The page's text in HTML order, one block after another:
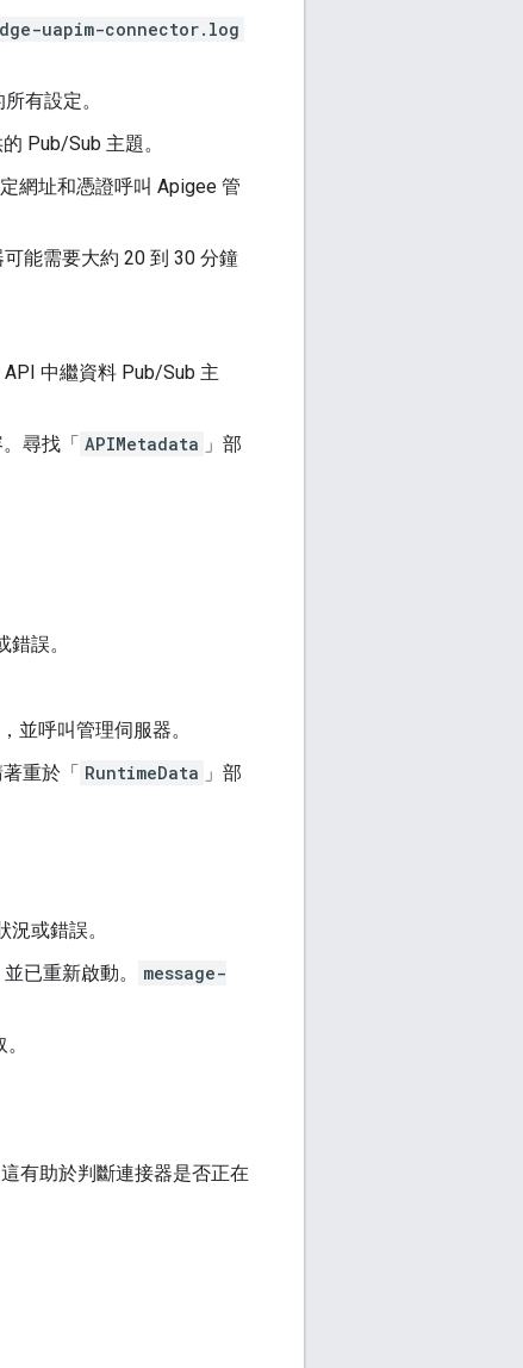
uapim-connector.log
有設定。
Pub/Sub 主題。
網址和憑證呼叫 Apigee 管
能需要大約 20 到 30 分鐘
中繼資料 Pub/Sub 主
尋找「 APIMetadata 」部
誤。
並呼叫管理伺服器。
重於「 RuntimeData 」部
或錯誤。
已重新啟動。
message-
有助於判斷連接器是否正在